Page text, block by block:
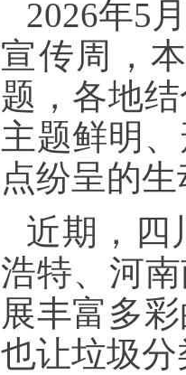
2026年5
宣传周，
题，各地
主题鲜明
点纷呈的
近期，四
浩特、河
展丰富多
也让垃圾